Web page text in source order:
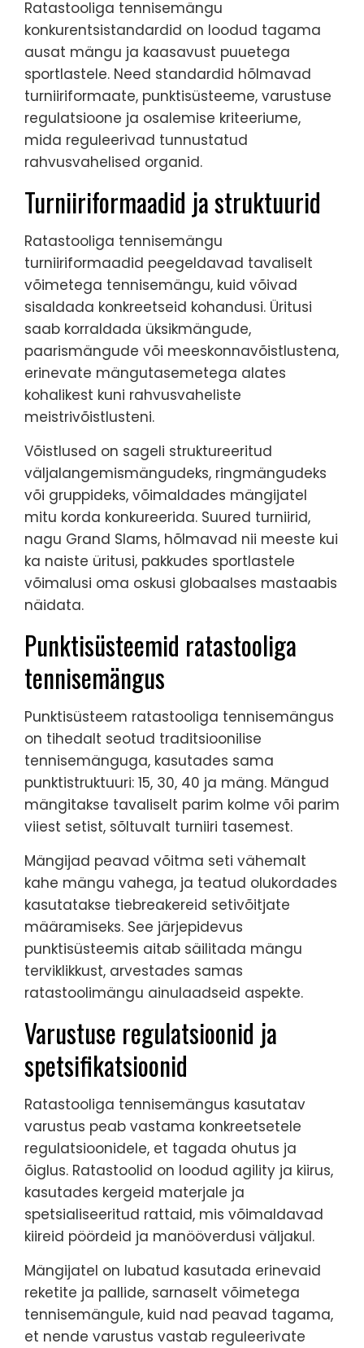
Ratastooliga tennisemängu
konkurentsistandardid on loodud tagama
ausat mängu ja kaasavust puuetega
sportlastele. Need standardid hõlmavad
turniiriformaate, punktisüsteeme, varustuse
regulatsioone ja osalemise kriteeriume,
mida reguleerivad tunnustatud
rahvusvahelised organid.
Turniiriformaadid ja struktuurid
Ratastooliga tennisemängu
turniiriformaadid peegeldavad tavaliselt
võimetega tennisemängu, kuid võivad
sisaldada konkreetseid kohandusi. Üritusi
saab korraldada üksikmängude,
paarismängude või meeskonnavõistlustena,
erinevate mängutasemetega alates
kohalikest kuni rahvusvaheliste
meistrivõistlusteni.
Võistlused on sageli struktureeritud
väljalangemismängudeks, ringmängudeks
või gruppideks, võimaldades mängijatel
mitu korda konkureerida. Suured turniirid,
nagu Grand Slams, hõlmavad nii meeste kui
ka naiste üritusi, pakkudes sportlastele
võimalusi oma oskusi globaalses mastaabis
näidata.
Punktisüsteemid ratastooliga
tennisemängus
Punktisüsteem ratastooliga tennisemängus
on tihedalt seotud traditsioonilise
tennisemänguga, kasutades sama
punktistruktuuri: 15, 30, 40 ja mäng. Mängud
mängitakse tavaliselt parim kolme või parim
viiest setist, sõltuvalt turniiri tasemest.
Mängijad peavad võitma seti vähemalt
kahe mängu vahega, ja teatud olukordades
kasutatakse tiebreakereid setivõitjate
määramiseks. See järjepidevus
punktisüsteemis aitab säilitada mängu
terviklikkust, arvestades samas
ratastoolimängu ainulaadseid aspekte.
Varustuse regulatsioonid ja
spetsifikatsioonid
Ratastooliga tennisemängus kasutatav
varustus peab vastama konkreetsetele
regulatsioonidele, et tagada ohutus ja
õiglus. Ratastoolid on loodud agility ja kiirus,
kasutades kergeid materjale ja
spetsialiseeritud rattaid, mis võimaldavad
kiireid pöördeid ja manööverdusi väljakul.
Mängijatel on lubatud kasutada erinevaid
reketite ja pallide, sarnaselt võimetega
tennisemängule, kuid nad peavad tagama,
et nende varustus vastab reguleerivate